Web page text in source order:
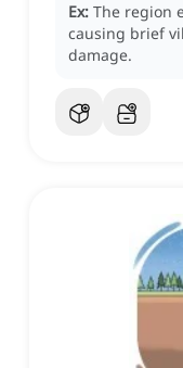
Ex: The region
causing brief
damage.